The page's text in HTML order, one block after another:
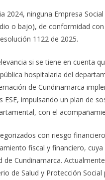
2024, ninguna Empresa
o bajo), de conformidad
1122 de 2025.
si se tiene en cuenta
hospitalaria del
de Cundinamarca
ESE, impulsando un plan de
con el
con riesgo
fiscal y financiero,
de Cundinamarca.
de Salud y Protección Social